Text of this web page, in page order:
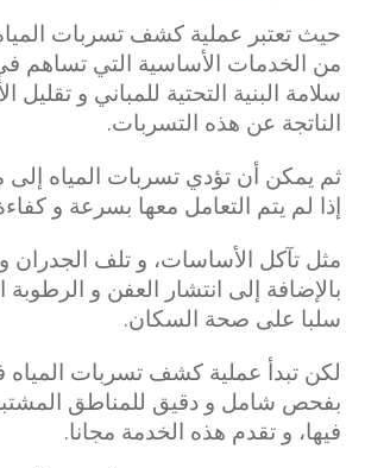
حيث تعتبر عملية كشف تسربات
من الخدمات الأساسية التي تساهم
سلامة البنية التحتية للمباني و تقليل
الناتجة عن هذه التسربات.
ثم يمكن أن تؤدي تسربات المياه
إذا لم يتم التعامل معها بسرعة و
مثل تآكل الأساسات، و تلف الجدران
بالإضافة إلى انتشار العفن و الرطوبة
سلبا على صحة السكان.
لكن تبدأ عملية كشف تسربات المياه
بفحص شامل و دقيق للمناطق
فيها، و تقدم هذه الخدمة مجانا.